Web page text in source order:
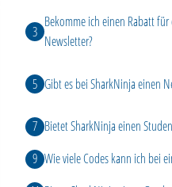
Bekomme ich einen Rabatt
Newsletter?
Gibt es bei SharkNinja einen
Bietet SharkNinja einen
Wie viele Codes kann ich bei